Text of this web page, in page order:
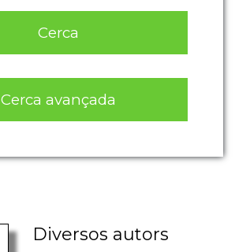
Cerca
Cerca avançada
Diversos autors